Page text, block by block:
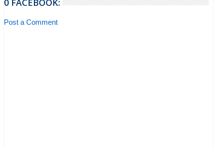
0 FACEBOOK:
Post a Comment